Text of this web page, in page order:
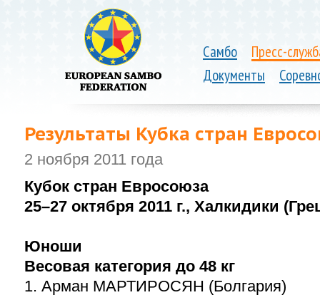
Самбо
Пресс-
Документы
Результаты Кубка стран
2 ноября 2011 года
Кубок стран Евросоюза
25–27 октября 2011 г., Халкидики
Юноши
Весовая категория до 48 кг
1. Арман МАРТИРОСЯН (Болгария)